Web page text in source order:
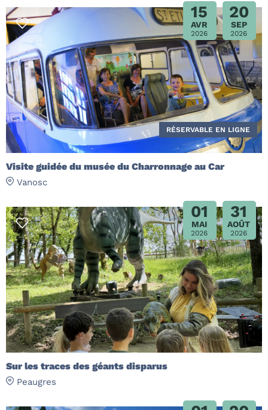
15
AVR
2026
20
SEP
2026
Visite guidée du musée du Charronnage au Car
Vanosc
RÉSERVABLE EN LIGNE
01
MAI
2026
31
AOÛT
2026
Sur les traces des géants disparus
Peaugres